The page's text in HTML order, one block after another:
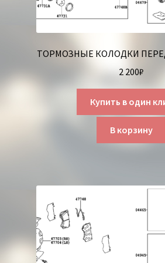
ТОРМОЗНЫЕ КОЛОДКИ
2 200₽
Купить в один
В корзину